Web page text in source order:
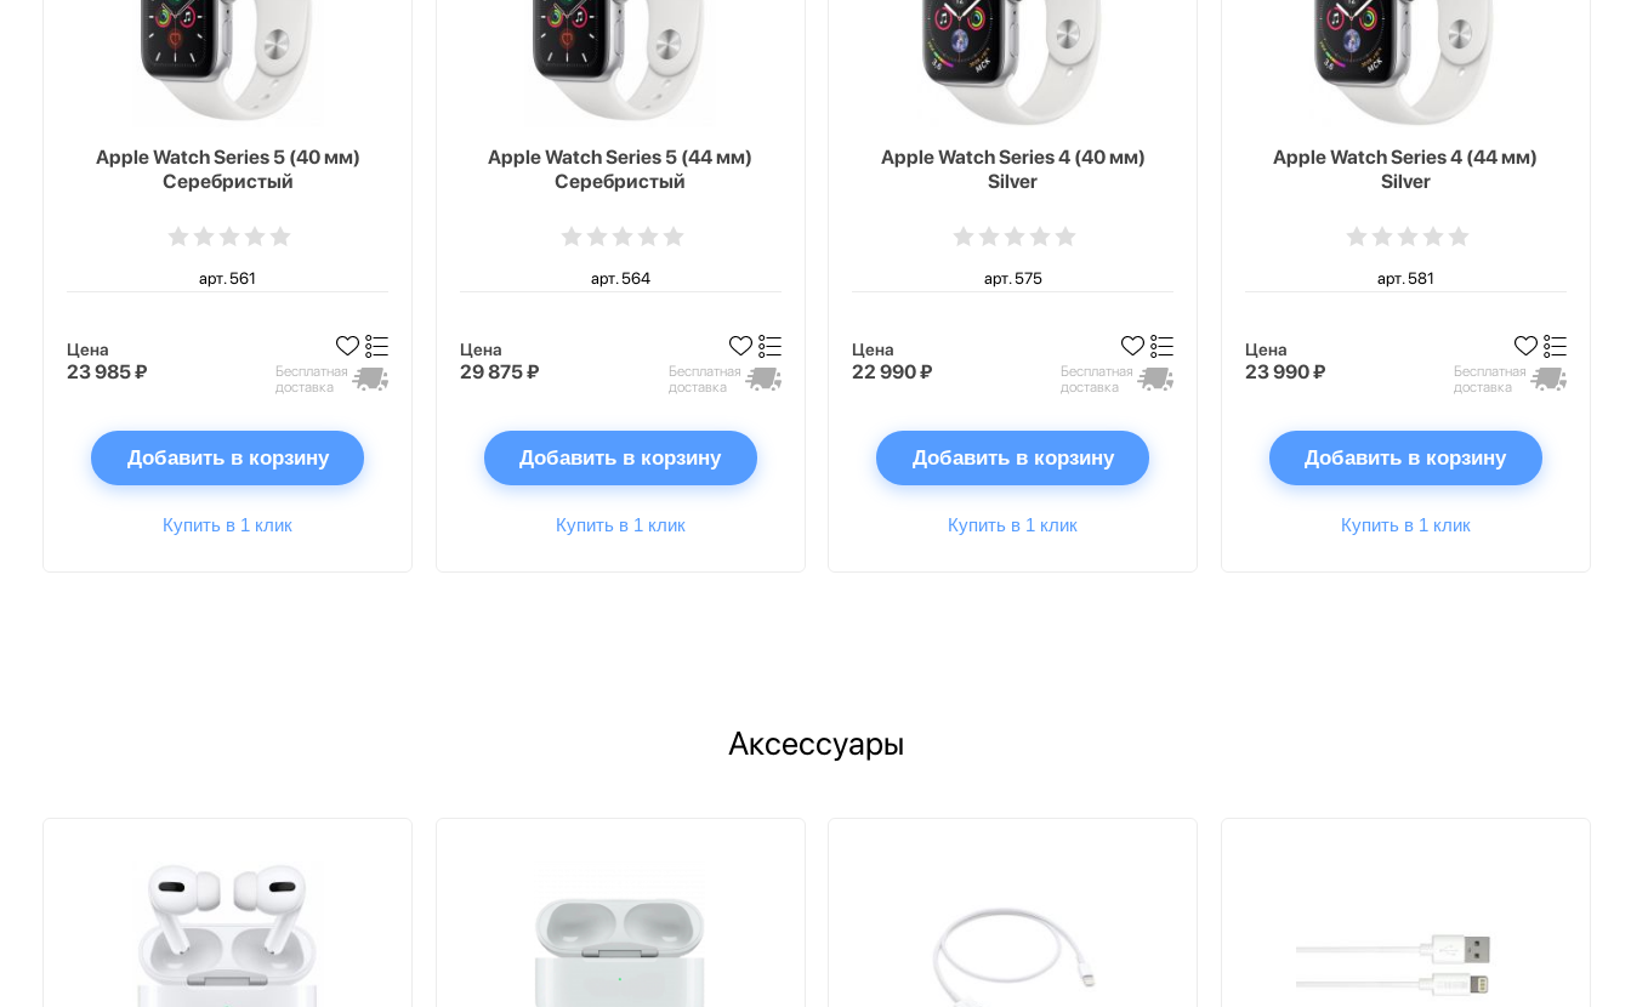
Apple Watch Series 5 (40 мм)
Серебристый
арт. 561
Цена
23 985 ₽
Бесплатная
доставка
Добавить в корзину
Купить в 1 клик
Apple Watch Series 5 (44 мм)
Серебристый
арт. 564
Цена
29 875 ₽
Бесплатная
доставка
Добавить в корзину
Купить в 1 клик
Apple Watch Series 4 (40 мм)
Silver
арт. 575
Цена
22 990 ₽
Бесплатная
доставка
Добавить в корзину
Купить в 1 клик
Apple Watch Series 4 (44 мм)
Silver
арт. 581
Цена
23 990 ₽
Бесплатная
доставка
Добавить в корзину
Купить в 1 клик
Аксессуары